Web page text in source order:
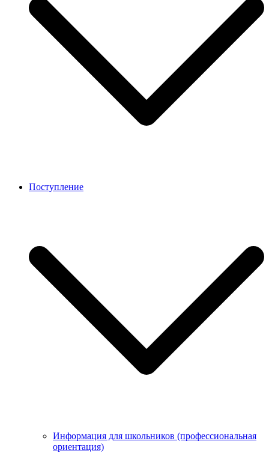
Поступление
Информация для школьников (профессиональная
ориентация)